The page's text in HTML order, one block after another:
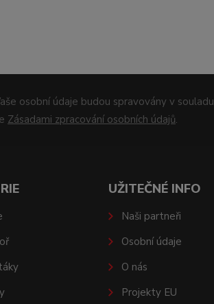
osobní údaje budou spravovány v souladu
Zásadami zpracování osobních údajů.
UŽITEČNÉ INFO
Naši partneři
Osobní údaje
O nás
Projekty EU